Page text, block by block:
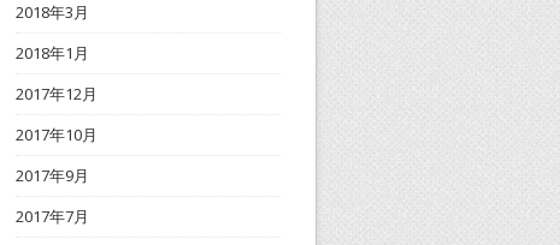
2018年3月
2018年1月
2017年12月
2017年10月
2017年9月
2017年7月